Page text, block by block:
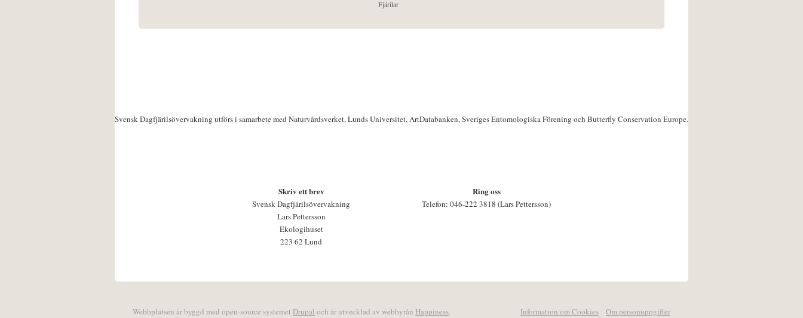
Fjärilar
Svensk Dagfjärilsövervakning utförs i samarbete med Naturvårdsverket, Lunds Universitet, ArtDatabanken, Sveriges Entomologiska Förening och Butterfly Conservation Europe.
Skriv ett brev
Svensk Dagfjärilsövervakning
Lars Pettersson
Ekologihuset
223 62 Lund
Ring oss
Telefon: 046-222 3818 (Lars Pettersson)
Webbplatsen är byggd med open-source systemet Drupal och är utvecklad av webbyrån Happiness. Information om Cookies Om personuppgifter